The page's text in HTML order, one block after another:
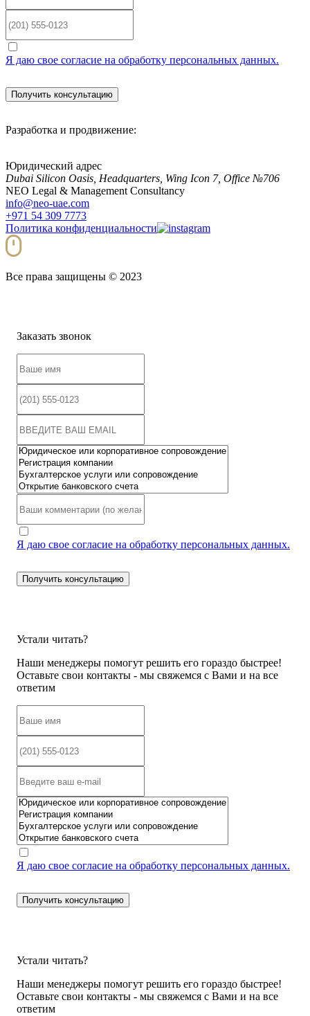
Я даю свое согласие на обработку персональных данных.
Разработка и продвижение:
Юридический адрес
Dubai Silicon Oasis, Headquarters, Wing Icon 7, Office №706
NEO Legal & Management Consultancy
info@neo-uae.com
+971 54 309 7773
Политика конфиденциальности
Все права защищены © 2023
Заказать звонок
Я даю свое согласие на обработку персональных данных.
Устали читать?
Наши менеджеры помогут решить его гораздо быстрее!
Оставьте свои контакты - мы свяжемся с Вами и на все
ответим
Я даю свое согласие на обработку персональных данных.
Устали читать?
Наши менеджеры помогут решить его гораздо быстрее!
Оставьте свои контакты - мы свяжемся с Вами и на все
ответим